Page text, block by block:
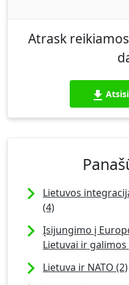
Atrask
Lietuvos
(4)
Įsijungimo į
Lietuvai ir
Lietuva ir NATO (2)